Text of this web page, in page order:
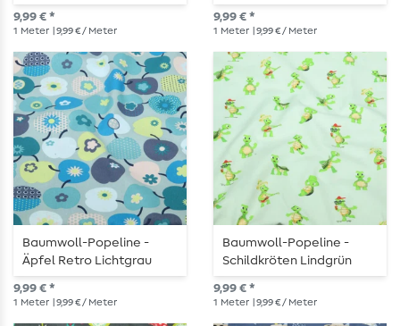
Grasgrün
9,99 € *
1 Meter | 9,99 € / Meter
Dunkelgrün
9,99 € *
1 Meter | 9,99 € / Meter
Baumwoll-Popeline -
Äpfel Retro Lichtgrau
9,99 € *
1 Meter | 9,99 € / Meter
Baumwoll-Popeline -
Schildkröten Lindgrün
9,99 € *
1 Meter | 9,99 € / Meter